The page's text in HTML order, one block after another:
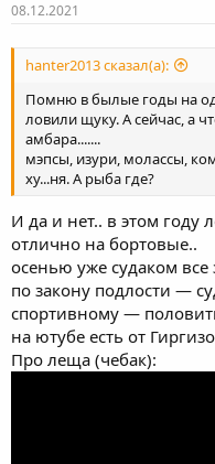
08.12.2021
hanter2013 сказал(а):
Помню в былые годы на
ловили щуку. А сейчас, а
амбара.......
мэпсы, изури, молассы,
ху...ня. А рыба где?
И да и нет.. в этом
отлично на бортовые..
осенью уже судаком все
по закону подлости —
спортивному —
на ютубе есть от
Про леща (чебак):